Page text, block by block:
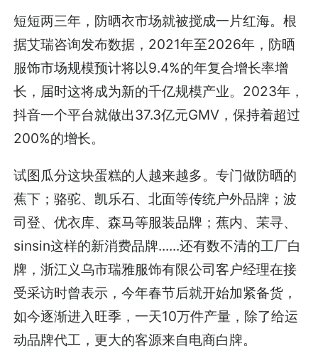
短短两三年，防晒衣市场就被搅成一片红海。根
据艾瑞咨询发布数据，2021年至2026年，防晒
服饰市场规模预计将以9.4%的年复合增长率增
长，届时这将成为新的千亿规模产业。2023年，
抖音一个平台就做出37.3亿元GMV，保持着超过
200%的增长。
试图瓜分这块蛋糕的人越来越多。专门做防晒的
蕉下；骆驼、凯乐石、北面等传统户外品牌；波
司登、优衣库、森马等服装品牌；蕉内、茉寻、
sinsin这样的新消费品牌......还有数不清的工厂白
牌，浙江义乌市瑞雅服饰有限公司客户经理在接
受采访时曾表示，今年春节后就开始加紧备货，
如今逐渐进入旺季，一天10万件产量，除了给运
动品牌代工，更大的客源来自电商白牌。